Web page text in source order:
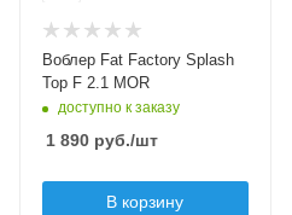
Вес приманки, гр
2.1
Плавучесть
floating (F)
Воблер Fat Factory Splash
Top F 2.1 MOR
доступно к заказу
1 890 руб./шт
В корзину